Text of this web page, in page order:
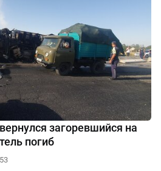
загоревшийся на
погиб